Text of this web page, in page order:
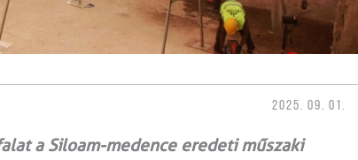
2025. 09. 01.
a Siloam-medence eredeti műszaki